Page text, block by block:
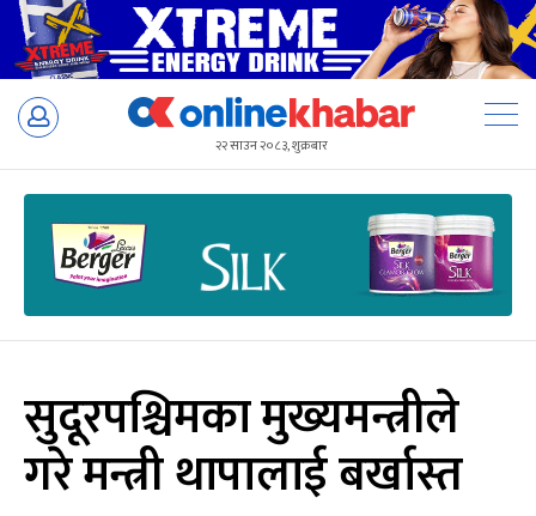
Skip
२२ साउन २०८३, शुक्रबार
सुदूरपश्चिमका मुख्यमन्त्रीले
गरे मन्त्री थापालाई बर्खास्त